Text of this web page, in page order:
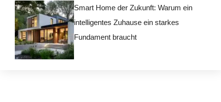
Smart Home der Zukunft: Warum ein
intelligentes Zuhause ein starkes
Fundament braucht